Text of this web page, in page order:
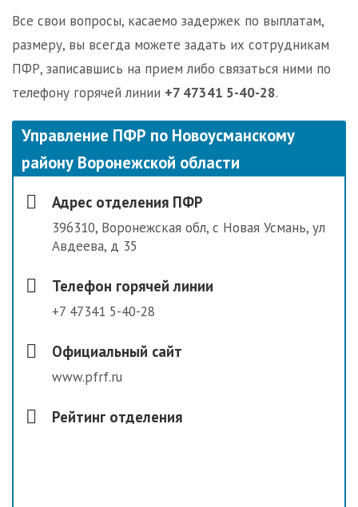
Все свои вопросы, касаемо задержек по выплатам,
размеру, вы всегда можете задать их сотрудникам
ПФР, записавшись на прием либо связаться ними по
телефону горячей линии +7 47341 5-40-28.
Управление ПФР по Новоусманскому
району Воронежской области
Адрес отделения ПФР
396310, Воронежская обл, с Новая Усмань, ул
Авдеева, д 35
Телефон горячей линии
+7 47341 5-40-28
Официальный сайт
www.pfrf.ru
Рейтинг отделения